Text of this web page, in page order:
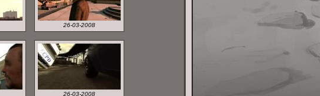
26-03-2008
26-03-2008